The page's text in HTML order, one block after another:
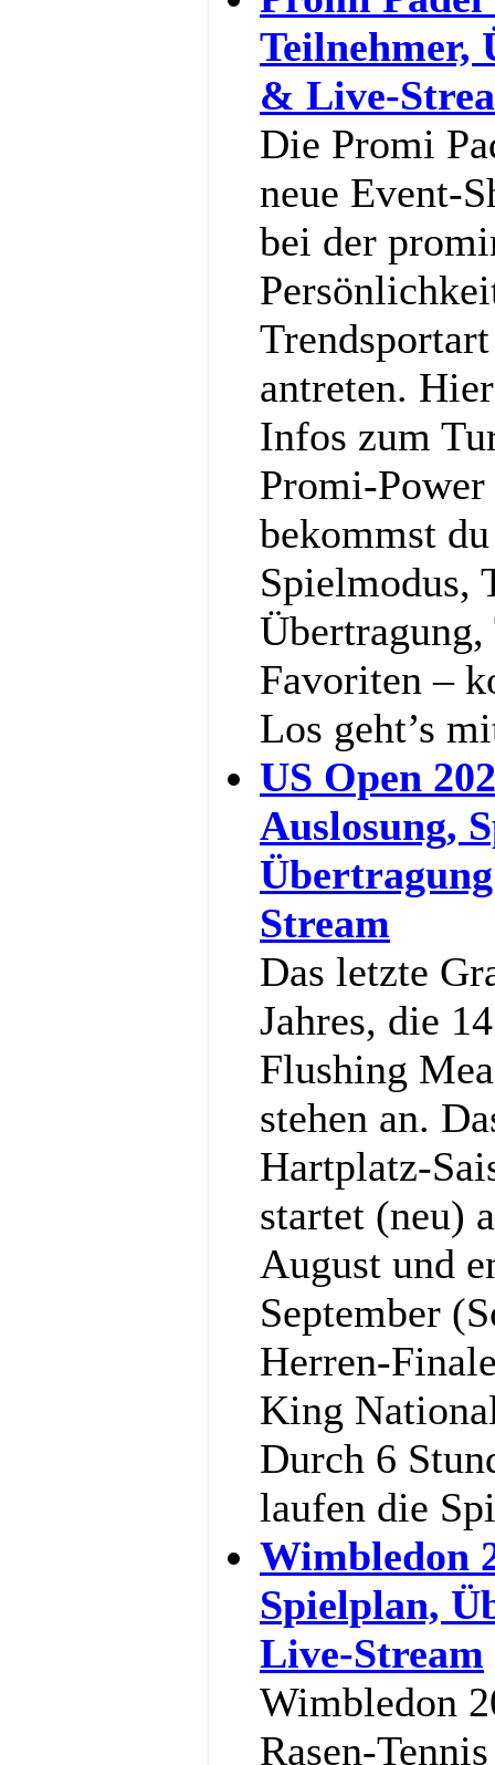
Teilnehmer,
& Live-
Die Promi
neue Event-
bei der
antreten.
Infos zum
Promi-
bekommst
Spielmodus,
Favoriten –
Los geht’s
US Open
Auslosung,
Stream
Das letzte
Jahres, die
Flushing
stehen an.
Hartplatz-
startet (neu)
August und
September
Herren-
King
Durch 6
laufen die
Wimbledon
Spielplan,
Live-Stream
Wimbledon
Rasen-